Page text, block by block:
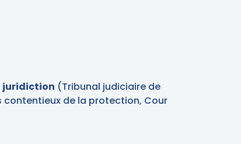
juridiction (Tribunal judiciaire de
contentieux de la protection, Cour